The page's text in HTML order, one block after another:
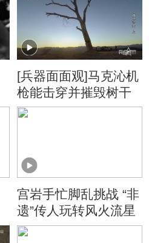
[兵器面面观]马克沁机
枪能击穿并摧毁树干
宫岩手忙脚乱挑战 “非
遗”传人玩转风火流星